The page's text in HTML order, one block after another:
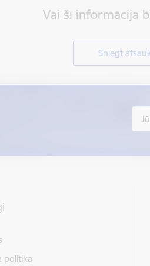
Vai šī informācija
Sniegt
politika